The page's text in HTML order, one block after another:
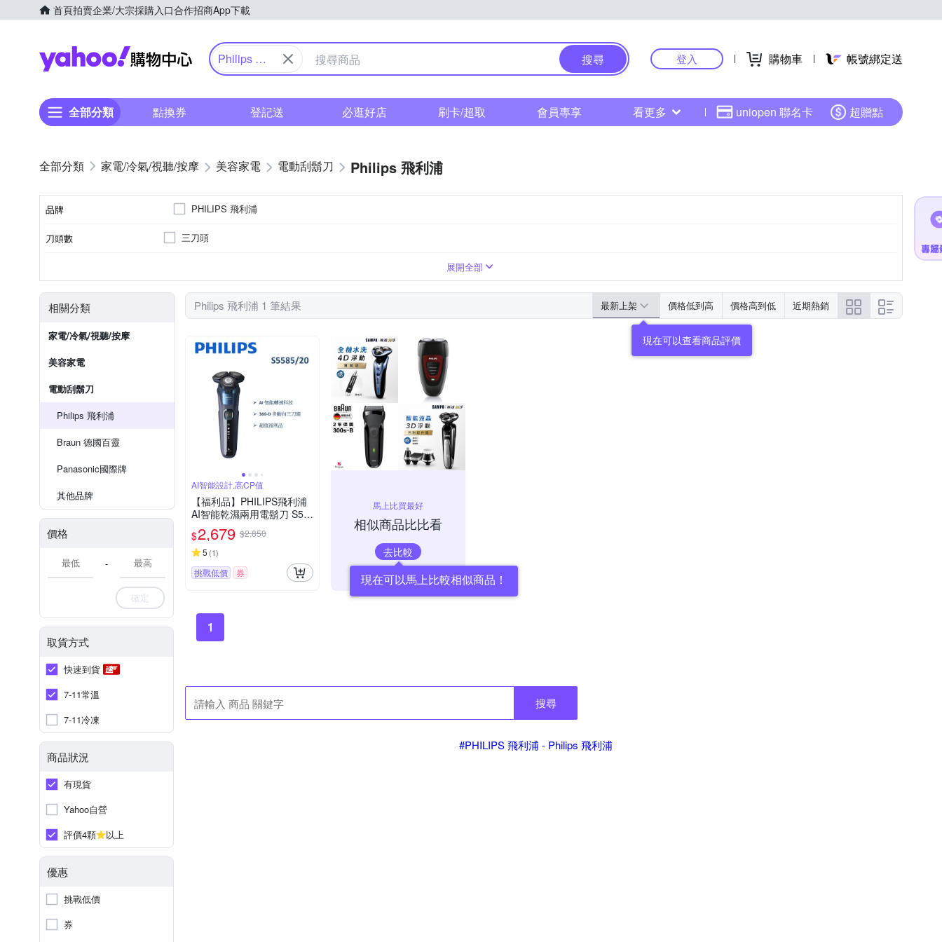
首頁拍賣企業/大宗採購入口合作招商App下載
Yahoo購物中心
Philips 飛
搜尋 登入 購物車 帳號綁定送
全部分類 點換券 登記送 必逛好店 刷卡/超取 會員專享 看更多 uniopen 聯名卡 超贈點
家電/冷氣/視聽/按摩 美容家電 電動刮鬍刀 Philips 飛利浦
品牌 PHILIPS 飛利浦
刀頭數 三刀頭
展開全部
相關分類
家電/冷氣/視聽/按摩
美容家電
電動刮鬍刀
Philips 飛利浦
Braun 德國百靈
Panasonic國際牌
其他品牌
價格
-
確定
取貨方式
快速到貨
7-11常溫
7-11冷凍
商品狀況
有現貨
Yahoo自營
評價4顆
以上
優惠
挑戰低價
券
Philips 飛利浦 1 筆結果 最新上架 價格低到高 價格高到低 近期熱銷
現在可以查看商品評價
AI智能設計,高CP值
【福利品】PHILIPS飛利浦
AI智能乾濕兩用電鬍刀 S55
85/20 (一年保固)
$2,679 $2,850
5 (1)
挑戰低價 券
馬上比買最好
相似商品比比看
去比較
現在可以馬上比較相似商品！
1
搜尋
#PHILIPS 飛利浦 - Philips 飛利浦